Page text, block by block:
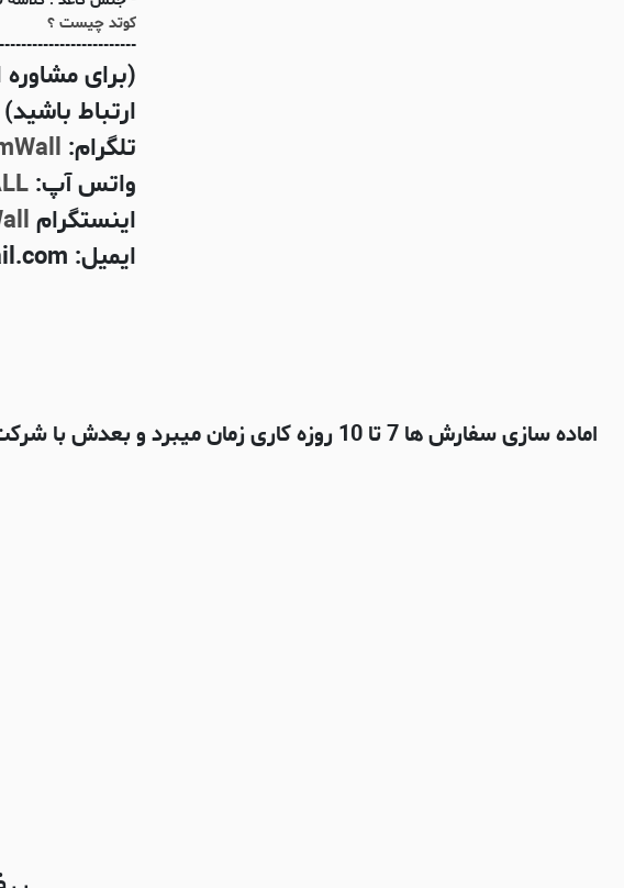
کوتد چیست ؟
(برای
ارتباط باشید)
تلگرام:
واتس آپ:
اینستگرام
ایمیل: Nimwallgroup@gmail.com
اماده سازی سفارش ها 7 تا 10 روزه کاری زمان میبرد و بعدش با شرکت پستی چاپار ارسال میشه